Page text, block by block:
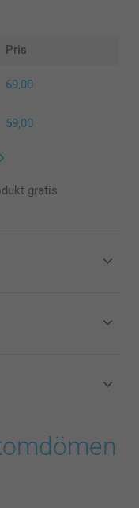
Pris
69,00
59,00
gratis
moms och